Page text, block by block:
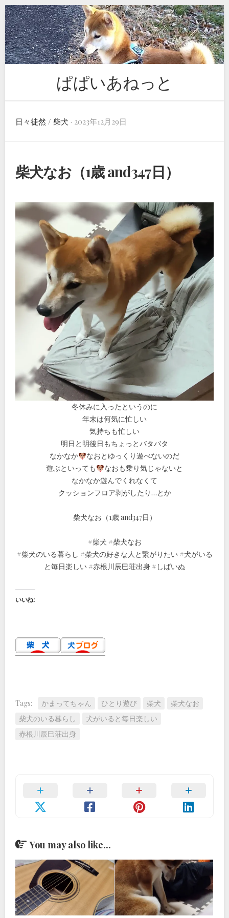
Skip
to
content
ぱぱいあねっと
日々徒然 / 柴犬 · 2023年12月29日
柴犬なお（1歳 and347日）
冬休みに入ったというのに
年末は何気に忙しい
気持ちも忙しい
明日と明後日もちょっとバタバタ
なかなか
なおとゆっくり遊べないのだ
遊ぶといっても
なおも乗り気じゃないと
なかなか遊んでくれなくて
クッションフロア剥がしたり…とか
柴犬なお（1歳 and347日）
#柴犬 #柴犬なお
#柴犬のいる暮らし #柴犬の好きな人と繋がりたい #犬がいる
と毎日楽しい #赤根川辰巳荘出身 #しばいぬ
いいね:
Tags: かまってちゃん ひとり遊び 柴犬
柴犬なお
柴犬のいる暮らし
犬がいると毎日楽しい
赤根川辰巳荘出身
You may also like...